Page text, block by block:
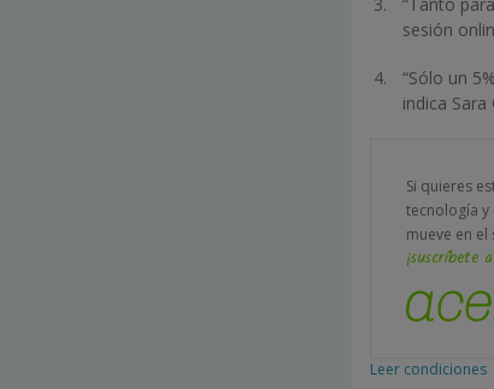
sesión
“Sólo un
indica
Si quieres
tecnología
mueve en el
¡suscríbete
Leer condiciones